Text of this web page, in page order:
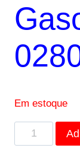
Em estoque
4